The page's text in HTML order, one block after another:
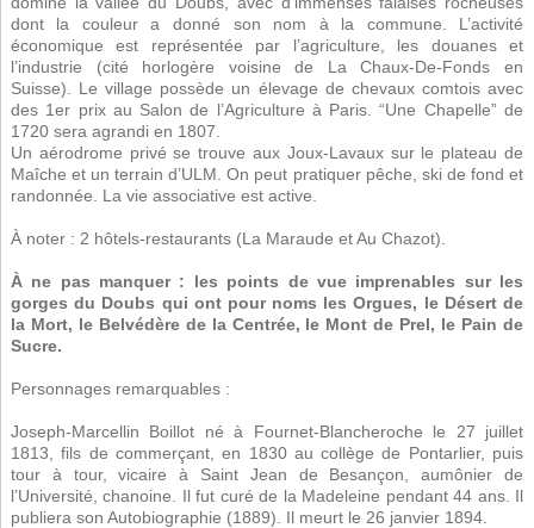
dont la couleur a donné son nom à la commune. L’activité
économique est représentée par l’agriculture, les douanes et
l’industrie (cité horlogère voisine de La Chaux-De-Fonds en
Suisse). Le village possède un élevage de chevaux comtois avec
des 1er prix au Salon de l’Agriculture à Paris. “Une Chapelle” de
1720 sera agrandi en 1807.
Un aérodrome privé se trouve aux Joux-Lavaux sur le plateau de
Maîche et un terrain d’ULM. On peut pratiquer pêche, ski de fond et
randonnée. La vie associative est active.
À noter : 2 hôtels-restaurants (La Maraude et Au Chazot).
À ne pas manquer : les points de vue imprenables sur les
gorges du Doubs qui ont pour noms les Orgues, le Désert de
la Mort, le Belvédère de la Centrée, le Mont de Prel, le Pain de
Sucre.
Personnages remarquables :
Joseph-Marcellin Boillot né à Fournet-Blancheroche le 27 juillet
1813, fils de commerçant, en 1830 au collège de Pontarlier, puis
tour à tour, vicaire à Saint Jean de Besançon, aumônier de
l’Université, chanoine. Il fut curé de la Madeleine pendant 44 ans. Il
publiera son Autobiographie (1889). Il meurt le 26 janvier 1894.